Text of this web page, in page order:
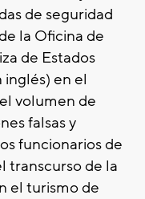
de seguridad
la Oficina de
de Estados
inglés) en el
volumen de
falsas y
funcionarios de
transcurso de la
el turismo de